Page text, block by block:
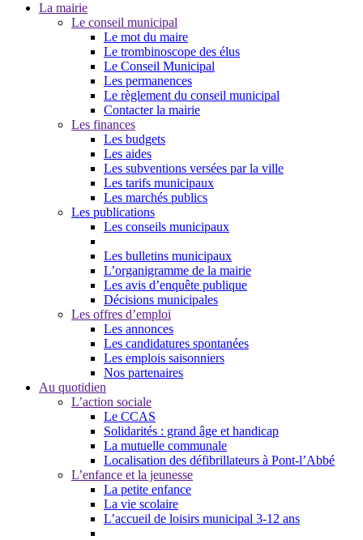
La mairie
Le conseil municipal
Le mot du maire
Le trombinoscope des élus
Le Conseil Municipal
Les permanences
Le règlement du conseil municipal
Contacter la mairie
Les finances
Les budgets
Les aides
Les subventions versées par la ville
Les tarifs municipaux
Les marchés publics
Les publications
Les conseils municipaux
Les bulletins municipaux
L’organigramme de la mairie
Les avis d’enquête publique
Décisions municipales
Les offres d’emploi
Les annonces
Les candidatures spontanées
Les emplois saisonniers
Nos partenaires
Au quotidien
L’action sociale
Le CCAS
Solidarités : grand âge et handicap
La mutuelle communale
Localisation des défibrillateurs à Pont-l’Abbé
L’enfance et la jeunesse
La petite enfance
La vie scolaire
L’accueil de loisirs municipal 3-12 ans